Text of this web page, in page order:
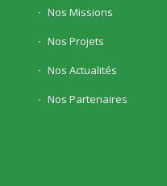
Nos Missions
Nos Projets
Nos Actualités
Nos Partenaires